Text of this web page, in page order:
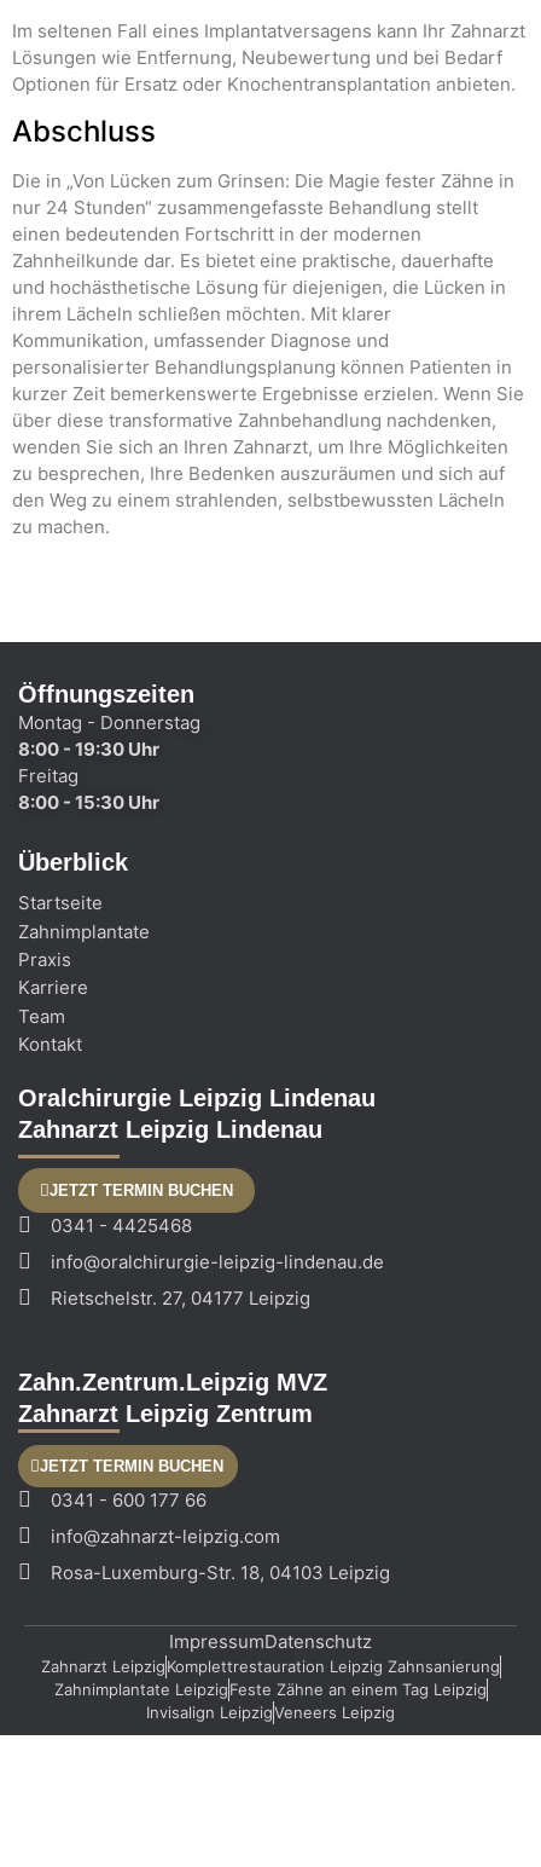
Im seltenen Fall eines Implantatversagens kann Ihr Zahnarzt
Lösungen wie Entfernung, Neubewertung und bei Bedarf
Optionen für Ersatz oder Knochentransplantation anbieten.
Abschluss
Die in „Von Lücken zum Grinsen: Die Magie fester Zähne in
nur 24 Stunden“ zusammengefasste Behandlung stellt
einen bedeutenden Fortschritt in der modernen
Zahnheilkunde dar. Es bietet eine praktische, dauerhafte
und hochästhetische Lösung für diejenigen, die Lücken in
ihrem Lächeln schließen möchten. Mit klarer
Kommunikation, umfassender Diagnose und
personalisierter Behandlungsplanung können Patienten in
kurzer Zeit bemerkenswerte Ergebnisse erzielen. Wenn Sie
über diese transformative Zahnbehandlung nachdenken,
wenden Sie sich an Ihren Zahnarzt, um Ihre Möglichkeiten
zu besprechen, Ihre Bedenken auszuräumen und sich auf
den Weg zu einem strahlenden, selbstbewussten Lächeln
zu machen.
Öffnungszeiten
Montag - Donnerstag
8:00 - 19:30 Uhr
Freitag
8:00 - 15:30 Uhr
Überblick
Startseite
Zahnimplantate
Praxis
Karriere
Team
Kontakt
Oralchirurgie Leipzig Lindenau
Zahnarzt Leipzig Lindenau
JETZT TERMIN BUCHEN
0341 - 4425468
info@oralchirurgie-leipzig-lindenau.de
Rietschelstr. 27, 04177 Leipzig
Zahn.Zentrum.Leipzig MVZ
Zahnarzt Leipzig Zentrum
JETZT TERMIN BUCHEN
0341 - 600 177 66
info@zahnarzt-leipzig.com
Rosa-Luxemburg-Str. 18, 04103 Leipzig
ImpressumDatenschutz
Zahnarzt LeipzigKomplettrestauration Leipzig Zahnsanierung
Zahnimplantate LeipzigFeste Zähne an einem Tag Leipzig
Invisalign LeipzigVeneers Leipzig